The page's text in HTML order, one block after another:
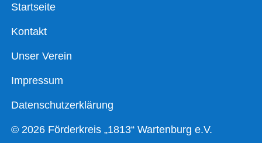
Startseite
Kontakt
Unser Verein
Impressum
Datenschutzerklärung
© 2026 Förderkreis „1813“ Wartenburg e.V.